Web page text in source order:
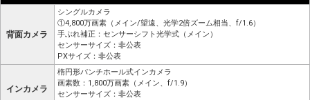
背面カメラ
シングルカメラ
①4,800万画素（メイン/望遠、光学2倍ズーム相当、f/1.6）
手ぶれ補正：センサーシフト光学式（メイン）
センサーサイズ：非公表
PXサイズ：非公表
インカメラ
楕円形パンチホール式インカメラ
画素数：1,800万画素（メイン、f/1.9）
センサーサイズ：非公表